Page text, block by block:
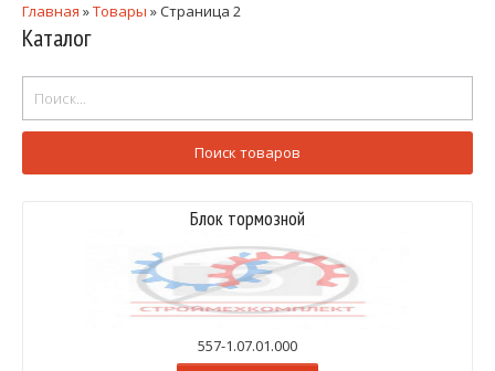
Главная »Товары »Страница 2
Каталог
Блок тормозной
557-1.07.01.000